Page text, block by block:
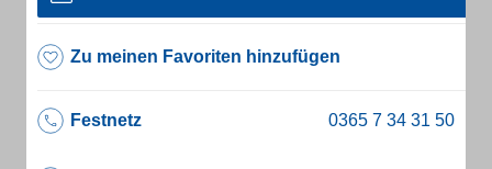
Zu meinen Favoriten hinzufügen
Festnetz